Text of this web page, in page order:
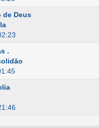
de Deus
.